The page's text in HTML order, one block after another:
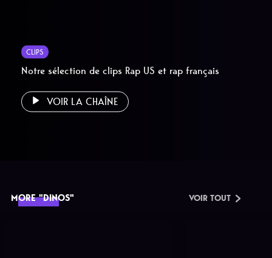
CLIPS
Notre sélection de clips Rap US et rap français
VOIR LA CHAÎNE
MORE "DINOS" VOIR TOUT